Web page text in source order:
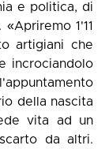
e politica, di
1'11
artigiani che
incrociandolo
della nascita
vita ad un
da altri.